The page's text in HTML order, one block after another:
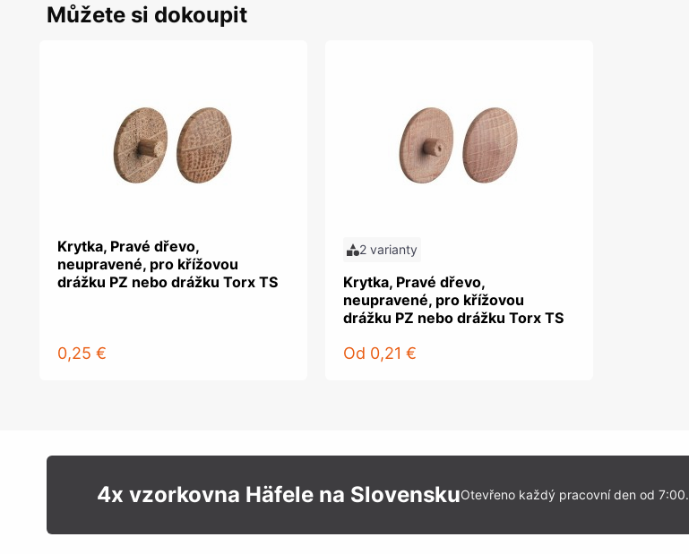
Můžete si dokoupit
Krytka, Pravé dřevo,
neupravené, pro křížovou
drážku PZ nebo drážku Torx TS
0,25 €
2 varianty
Krytka, Pravé dřevo,
neupravené, pro křížovou
drážku PZ nebo drážku Torx TS
Od 0,21 €
4x vzorkovna Häfele na SlovenskuOtevřeno každý pracovní den od 7:00.